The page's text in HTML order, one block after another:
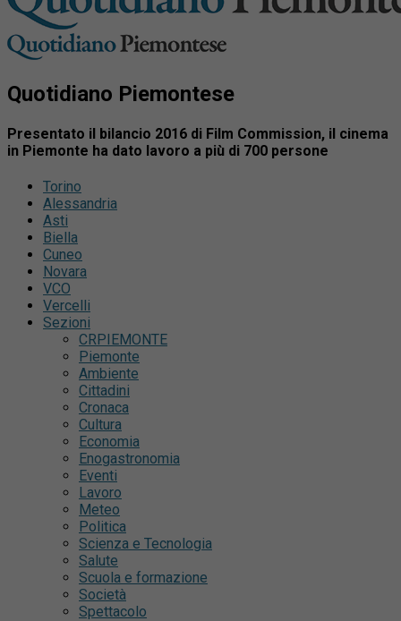
Quotidiano Piemontese
Presentato il bilancio 2016 di Film Commission, il cinema
in Piemonte ha dato lavoro a più di 700 persone
Torino
Alessandria
Asti
Biella
Cuneo
Novara
VCO
Vercelli
Sezioni
CRPIEMONTE
Piemonte
Ambiente
Cittadini
Cronaca
Cultura
Economia
Enogastronomia
Eventi
Lavoro
Meteo
Politica
Scienza e Tecnologia
Salute
Scuola e formazione
Società
Spettacolo